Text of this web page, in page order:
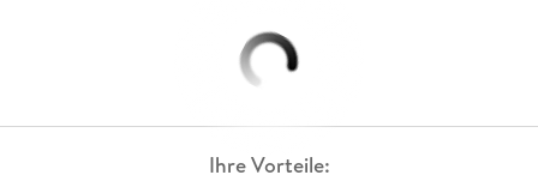
Ihre Vorteile: